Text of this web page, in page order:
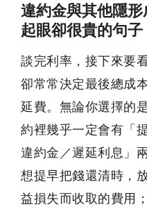
違約金與其他隱
起眼卻很貴的句子
談完利率，接下來要
卻常常決定最後總成
延費。無論你選擇的
約裡幾乎一定會有「
違約金／遲延利息」
想提早把錢還清時，
益損失而收取的費用